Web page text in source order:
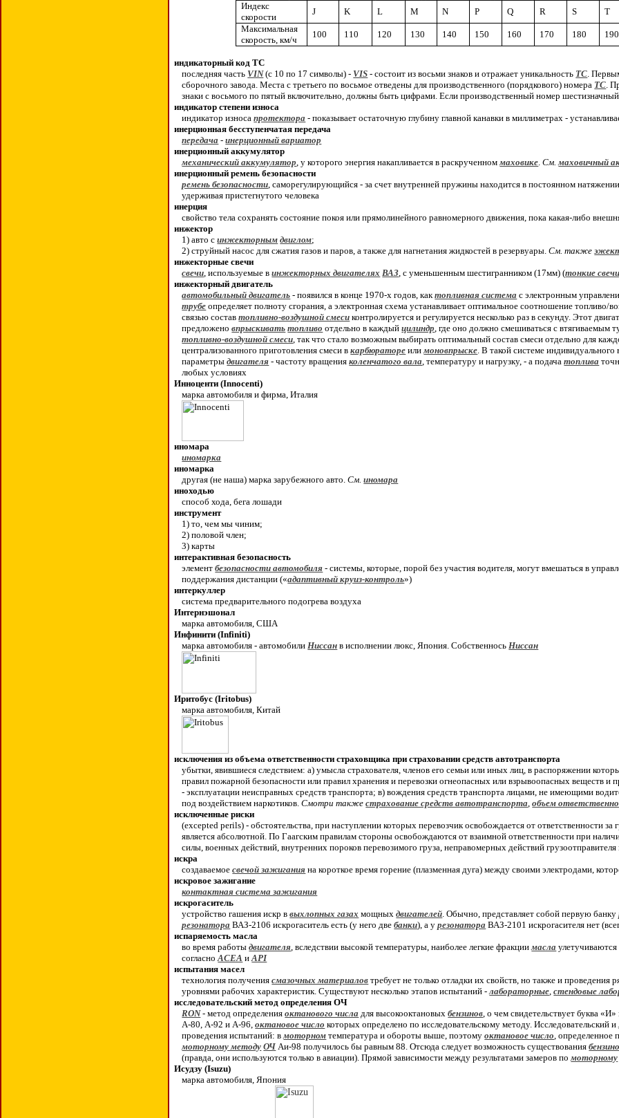
Индекс
скорости
J K L M N P Q R S
T
Максимальная
скорость, км/ч
100 110 120 130 140 150 160 170 180 190
индикаторный код ТС
последняя часть VIN(с 10 по 17 символы) - VIS - состоит из восьми знаков и отражает уникальность ТС.
сборочного завода. Места с третьего по восьмое отведены для производственного (порядкового) номера ТС.
знаки с восьмого по пятый включительно, должны быть цифрами. Если производственный номер
индикатор степени износа
индикатор износапротектора - показывает остаточную глубину главной канавки в миллиметрах -
инерционная бесступенчатая передача
передача -инерционный вариатор
инерционный аккумулятор
механический аккумулятор, у которого энергия накапливается в раскрученноммаховике.См. маховичный
инерционный ремень безопасности
ремень безопасности, саморегулирующийся - за счет внутренней пружины находится в постоянном
удерживая пристегнутого человека
инерция
свойство тела сохранять состояние покоя или прямолинейного равномерного движения, пока какая-либо
инжектор
1) авто синжекторным двиглом;
2) струйный насос для сжатия газов и паров, а также для нагнетания жидкостей в резервуары.См. также
инжекторные свечи
свечи, используемые винжекторных двигателях ВАЗ, с уменьшенным шестигранником (17мм) (тонкие
инжекторный двигатель
автомобильный двигатель - появился в конце 1970-х годов, кактопливная система с электронным
трубе определяет полноту сгорания, а электронная схема устанавливает оптимальное соотношение топливо/
связью составтопливно-воздушной смеси контролируется и регулируется несколько раз в секунду. Этот
предложеновпрыскивать топливо отдельно в каждыйцилиндр, где оно должно смешиваться с втягиваемым
топливно-воздушной смеси, так что стало возможным выбирать оптимальный состав смеси отдельно для
централизованного приготовления смеси вкарбюраторе илимоновпрыске. В такой системе
параметрыдвигателя - частоту вращенияколенчатого вала, температуру и нагрузку, - а подачатоплива
любых условиях
Инноценти (Innocenti)
марка автомобиля и фирма, Италия
иномара
иномарка
иномарка
другая (не наша) марка зарубежного авто.См.иномара
иноходью
способ хода, бега лошади
инструмент
1) то, чем мы чиним;
2) половой член;
3) карты
интерактивная безопасность
элементбезопасности автомобиля - системы, которые, порой без участия водителя, могут вмешаться в
поддержания дистанции («адаптивный круиз-контроль»)
интеркуллер
система предварительного подогрева воздуха
Интернэшонал
марка автомобиля, США
Инфинити (Infiniti)
марка автомобиля - автомобилиНиссан в исполнении люкс, Япония. СобственносьНиссан
Иритобус (Iritobus)
марка автомобиля, Китай
исключения из объема ответственности страховщика при страховании средств автотранспорта
убытки, явившиеся следствием: а) умысла страхователя, членов его семьи или иных лиц, в распоряжении
правил пожарной безопасности или правил хранения и перевозки огнеопасных или взрывоопасных веществ и
- эксплуатации неисправных средств транспорта; в) вождения средств транспорта лицами, не имеющими
под воздействием наркотиков.Смотри такжестрахование средств автотранспорта,объем
исключенные риски
(excepted perils) - обстоятельства, при наступлении которых перевозчик освобождается от ответственности
является абсолютной. По Гаагским правилам стороны освобождаются от взаимной ответственности при
силы, военных действий, внутренних пороков перевозимого груза, неправомерных действий грузоотправителя
искра
создаваемоесвечой зажигания на короткое время горение (плазменная дуга) между своими электродами,
искровое зажигание
контактная система зажигания
искрогаситель
устройство гашения искр ввыхлопных газах мощныхдвигателей. Обычно, представляет собой первую банку
резонатора ВАЗ-2106 искрогаситель есть (у него двебанки), а урезонатора ВАЗ-2101 искрогасителя нет
испаряемость масла
во время работыдвигателя, вследствии высокой температуры, наиболее легкие фракциимасла
согласноACEA иAPI
испытания масел
технология получениясмазочных материалов требует не только отладки их свойств, но также и
уровнями рабочих характеристик. Существуют несколько этапов испытаний -лабораторные,стендовые
исследовательский метод определения ОЧ
RON- метод определенияоктанового числа для высокооктановыхбензинов, о чем свидетельствует буква
А-80, А-92 и А-96,октановое число которых определено по исследовательскому методу. Исследовательский и
проведения испытаний: вмоторном температура и обороты выше, поэтомуоктановое число, определенное
моторному методу ОЧ Аи-98 получилось бы равным 88. Отсюда следует возможность существования
(правда, они используются только в авиации). Прямой зависимости между результатами замеров помоторному
Исудзу (Isuzu)
марка автомобиля, Япония